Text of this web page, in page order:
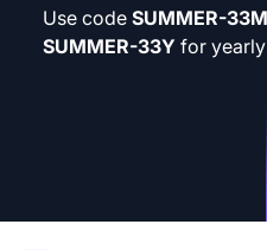
Use code SUMMER-33M
SUMMER-33Y for